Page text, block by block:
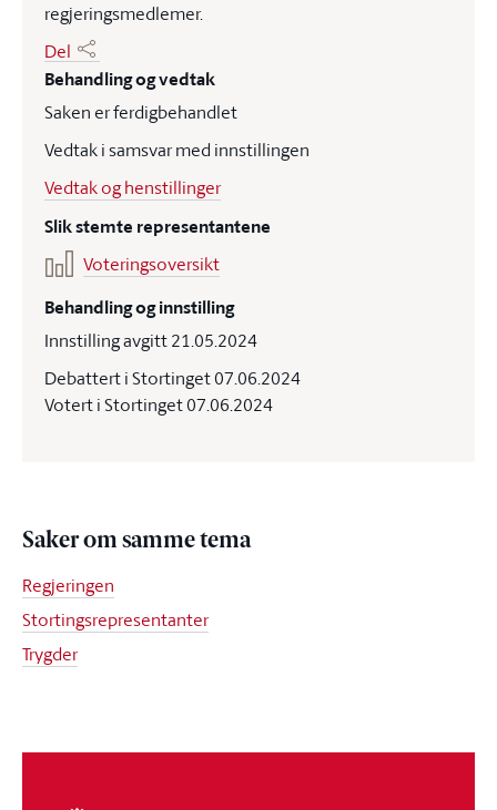
regjeringsmedlemer.
Del
Behandling og vedtak
Saken er ferdigbehandlet
Vedtak i samsvar med innstillingen
Vedtak og henstillinger
Slik stemte representantene
Voteringsoversikt
Behandling og innstilling
Innstilling avgitt 21.05.2024
Debattert i Stortinget 07.06.2024
Votert i Stortinget 07.06.2024
Saker om samme tema
Regjeringen
Stortingsrepresentanter
Trygder